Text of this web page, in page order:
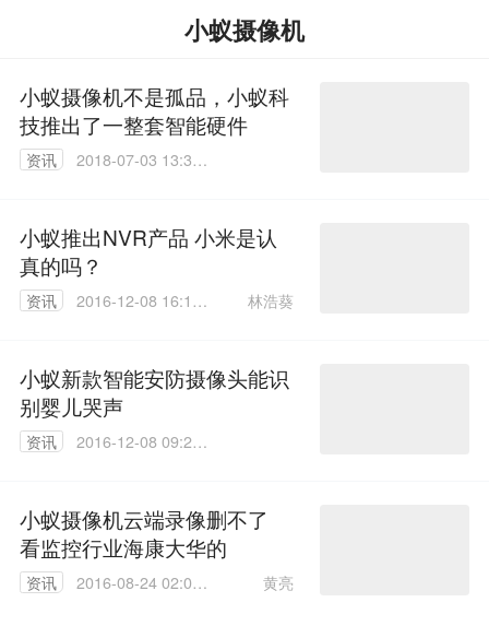
小蚁摄像机
小蚁摄像机不是孤品，小蚁科
技推出了一整套智能硬件
资讯
2018-07-03 13:39:
小蚁推出NVR产品 小米是认
真的吗？
资讯
2016-12-08 16:16:
林浩葵
小蚁新款智能安防摄像头能识
别婴儿哭声
资讯
2016-12-08 09:26:
小蚁摄像机云端录像删不了
看监控行业海康大华的
资讯
2016-08-24 02:01:
黄亮